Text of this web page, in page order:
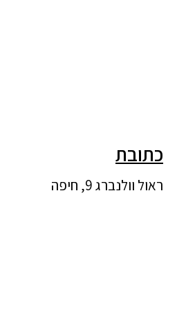
כתובת
ראול וולנברג 9, חיפה